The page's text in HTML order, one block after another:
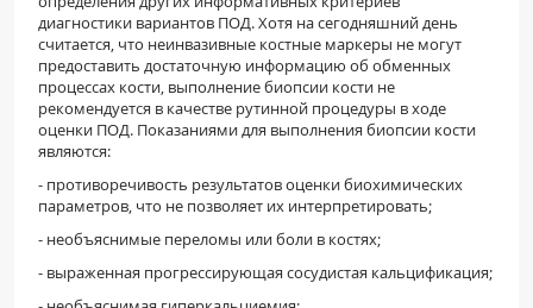
диагностики вариантов ПОД. Хотя на сегодняшний день
считается, что неинвазивные костные маркеры не могут
предоставить достаточную информацию об обменных
процессах кости, выполнение биопсии кости не
рекомендуется в качестве рутинной процедуры в ходе
оценки ПОД. Показаниями для выполнения биопсии кости
являются:
- противоречивость результатов оценки биохимических
параметров, что не позволяет их интерпретировать;
- необъяснимые переломы или боли в костях;
- выраженная прогрессирующая сосудистая кальцификация;